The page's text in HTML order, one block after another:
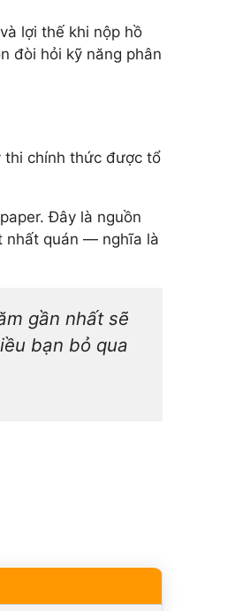
lợi thế khi nộp hồ
đòi hỏi kỹ năng phân
thi chính thức được tổ
Đây là nguồn
nhất quán — nghĩa là
gần nhất sẽ
bạn bỏ qua